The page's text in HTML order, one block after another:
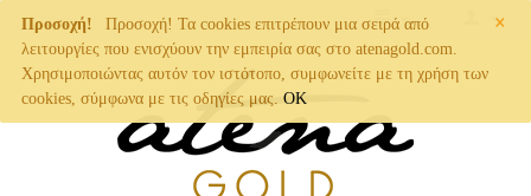
×
Προσοχή!
Προσοχή! Τα cookies επιτρέπουν μια σειρά από
λειτουργίες που ενισχύουν την εμπειρία σας στο atenagold.com.
Χρησιμοποιώντας αυτόν τον ιστότοπο, συμφωνείτε με τη χρήση των
cookies, σύμφωνα με τις οδηγίες μας. OK